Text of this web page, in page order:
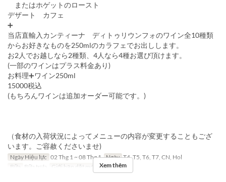
またはホゲットのロースト
デザート カフェ
➕
当店直輸入カンティーナ ディトゥリウンフォのワイン全10種類
からお好きなものを250mlのカラフェでお出しします。
お2人でお越しなら2種類、4人なら4種お選び頂けます。
(一部のワインはプラス料金あり)
お料理➕ワイン250ml
15000税込
(もちろんワインは追加オーダー可能です。)
（食材の入荷状況によってメニューの内容が変更することもござ
います。ご容赦くださいませ)
Ngày Hiệu lực 02 Thg 1 ~ 08 Thg 1 Ngày T4, T5, T6, T7, CN, Hol
Bữa
Bữa trưa Giới hạn dặt món 1 ~
Xem thêm